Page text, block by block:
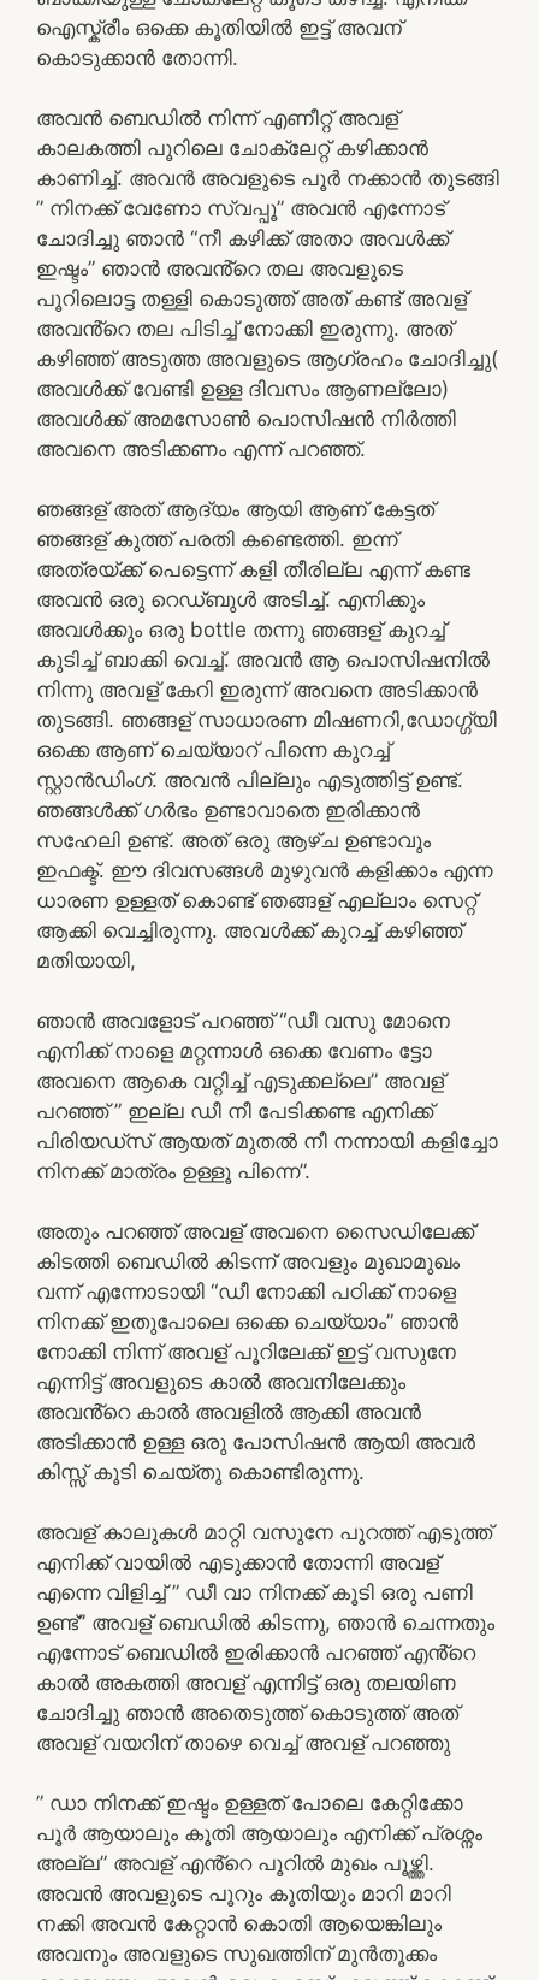
ഐസ്ക്രീം ഒക്കെ കൂതിയിൽ ഇട്ട് അവന്
കൊടുക്കാൻ തോന്നി.
അവൻ ബെഡിൽ നിന്ന് എണീറ്റ് അവള്
കാലകത്തി പൂറിലെ ചോക്ലേറ്റ് കഴിക്കാൻ
കാണിച്ച്. അവൻ അവളുടെ പൂർ നക്കാൻ തുടങ്ങി
” നിനക്ക് വേണോ സ്വപ്പൂ” അവൻ എന്നോട്
ചോദിച്ചു ഞാൻ “നീ കഴിക്ക് അതാ അവൾക്ക്
ഇഷ്ടം” ഞാൻ അവൻ്റെ തല അവളുടെ
പൂറിലൊട്ട തള്ളി കൊടുത്ത് അത് കണ്ട് അവള്
അവൻ്റെ തല പിടിച്ച് നോക്കി ഇരുന്നു. അത്
കഴിഞ്ഞ് അടുത്ത അവളുടെ ആഗ്രഹം ചോദിച്ചു(
അവൾക്ക് വേണ്ടി ഉള്ള ദിവസം ആണല്ലോ)
അവൾക്ക് അമസോൺ പൊസിഷൻ നിർത്തി
അവനെ അടിക്കണം എന്ന് പറഞ്ഞ്.
ഞങ്ങള് അത് ആദ്യം ആയി ആണ് കേട്ടത്
ഞങ്ങള് കുത്ത് പരതി കണ്ടെത്തി. ഇന്ന്
അത്രയ്ക്ക് പെട്ടെന്ന് കളി തീരില്ല എന്ന് കണ്ട
അവൻ ഒരു റെഡ്ബുൾ അടിച്ച്. എനിക്കും
അവൾക്കും ഒരു bottle തന്നു ഞങ്ങള് കുറച്ച്
കുടിച്ച് ബാക്കി വെച്ച്. അവൻ ആ പൊസിഷനിൽ
നിന്നു അവള് കേറി ഇരുന്ന് അവനെ അടിക്കാൻ
തുടങ്ങി. ഞങ്ങള് സാധാരണ മിഷണറി,ഡോഗ്ഗ്യി
ഒക്കെ ആണ് ചെയ്യാറ് പിന്നെ കുറച്ച്
സ്റ്റാൻഡിംഗ്. അവൻ പില്ലും എടുത്തിട്ട് ഉണ്ട്.
ഞങ്ങൾക്ക് ഗർഭം ഉണ്ടാവാതെ ഇരിക്കാൻ
സഹേലി ഉണ്ട്. അത് ഒരു ആഴ്ച ഉണ്ടാവും
ഇഫക്ട്. ഈ ദിവസങ്ങൾ മുഴുവൻ കളിക്കാം എന്ന
ധാരണ ഉള്ളത് കൊണ്ട് ഞങ്ങള് എല്ലാം സെറ്റ്
ആക്കി വെച്ചിരുന്നു. അവൾക്ക് കുറച്ച് കഴിഞ്ഞ്
മതിയായി,
ഞാൻ അവളോട് പറഞ്ഞ് “ഡീ വസു മോനെ
എനിക്ക് നാളെ മറ്റന്നാൾ ഒക്കെ വേണം ട്ടോ
അവനെ ആകെ വറ്റിച്ച് എടുക്കല്ലെ” അവള്
പറഞ്ഞ് ” ഇല്ല ഡീ നീ പേടിക്കണ്ട എനിക്ക്
പിരിയഡ്‌സ് ആയത് മുതൽ നീ നന്നായി കളിച്ചോ
നിനക്ക് മാത്രം ഉള്ളൂ പിന്നെ”.
അതും പറഞ്ഞ് അവള് അവനെ സൈഡിലേക്ക്
കിടത്തി ബെഡിൽ കിടന്ന് അവളും മുഖാമുഖം
വന്ന് എന്നോടായി “ഡീ നോക്കി പഠിക്ക് നാളെ
നിനക്ക് ഇതുപോലെ ഒക്കെ ചെയ്യാം” ഞാൻ
നോക്കി നിന്ന് അവള് പൂറിലേക്ക് ഇട്ട് വസുനേ
എന്നിട്ട് അവളുടെ കാൽ അവനിലേക്കും
അവൻ്റെ കാൽ അവളിൽ ആക്കി അവൻ
അടിക്കാൻ ഉള്ള ഒരു പോസിഷൻ ആയി അവർ
കിസ്സ് കൂടി ചെയ്തു കൊണ്ടിരുന്നു.
അവള് കാലുകൾ മാറ്റി വസുനേ പുറത്ത് എടുത്ത്
എനിക്ക് വായിൽ എടുക്കാൻ തോന്നി അവള്
എന്നെ വിളിച്ച് ” ഡീ വാ നിനക്ക് കൂടി ഒരു പണി
ഉണ്ട്” അവള് ബെഡിൽ കിടന്നു, ഞാൻ ചെന്നതും
എന്നോട് ബെഡിൽ ഇരിക്കാൻ പറഞ്ഞ് എൻ്റെ
കാൽ അകത്തി അവള് എന്നിട്ട് ഒരു തലയിണ
ചോദിച്ചു ഞാൻ അതെടുത്ത് കൊടുത്ത് അത്
അവള് വയറിന് താഴെ വെച്ച് അവള് പറഞ്ഞു
” ഡാ നിനക്ക് ഇഷ്ടം ഉള്ളത് പോലെ കേറ്റിക്കോ
പൂർ ആയാലും കൂതി ആയാലും എനിക്ക് പ്രശ്നം
അല്ല” അവള് എൻ്റെ പൂറിൽ മുഖം പൂഴ്ത്തി.
അവൻ അവളുടെ പൂറും കൂതിയും മാറി മാറി
നക്കി അവൻ കേറ്റാൻ കൊതി ആയെങ്കിലും
അവനും അവളുടെ സുഖത്തിന് മുൻതൂക്കം